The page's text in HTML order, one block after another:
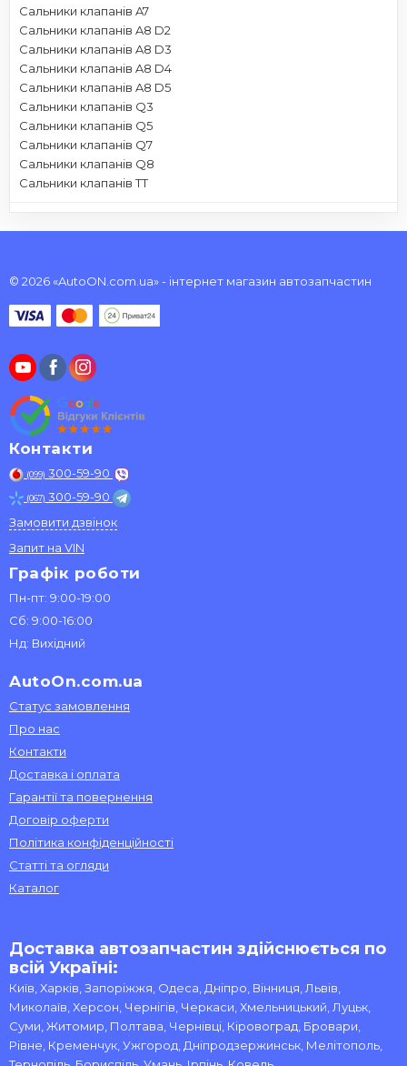
Сальники клапанів A7
Сальники клапанів A8 D2
Сальники клапанів A8 D3
Сальники клапанів A8 D4
Сальники клапанів A8 D5
Сальники клапанів Q3
Сальники клапанів Q5
Сальники клапанів Q7
Сальники клапанів Q8
Сальники клапанів TT
© 2026 «AutoON.com.ua» - інтернет магазин автозапчастин
Контакти
(099) 300-59-90
(067) 300-59-90
Замовити дзвінок
Запит на VIN
Графік роботи
Пн-пт: 9:00-19:00
Сб: 9:00-16:00
Нд: Вихідний
AutoOn.com.ua
Статус замовлення
Про нас
Контакти
Доставка і оплата
Гарантії та повернення
Договір оферти
Політика конфіденційності
Статті та огляди
Каталог
Доставка автозапчастин здійснюється по
всій Україні:
Київ, Харків, Запоріжжя, Одеса, Дніпро, Вінниця, Львів,
Миколаїв, Херсон, Чернігів, Черкаси, Хмельницький, Луцьк,
Суми, Житомир, Полтава, Чернівці, Кіровоград, Бровари,
Рівне, Кременчук, Ужгород, Дніпродзержинськ, Мелітополь,